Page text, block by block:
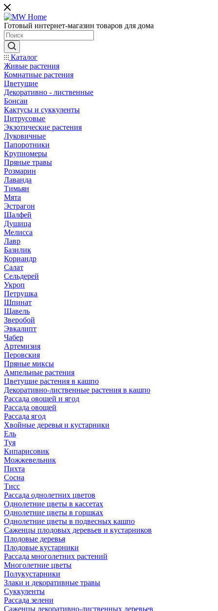
Готовый интернет-магазин товаров для дома
Каталог
Живые растения
Комнатные растения
Цветущие
Декоративно - лиственные
Бонсаи
Кактусы и суккуленты
Цитрусовые
Экзотические растения
Луковичные
Папоротники
Крупномеры
Пряные травы
Розмарин
Лаванда
Тимьян
Мята
Эстрагон
Шалфей
Душица
Мелисса
Лавр
Базилик
Кориандр
Салат
Сельдерей
Укроп
Петрушка
Шпинат
Щавель
Зверобой
Эвкалипт
Чабер
Артемизия
Перовския
Пряные миксы
Ампельные растения
Цветущие растения в кашпо
Декоративно-лиственные растения в кашпо
Рассада овощей и ягод
Рассада овощей
Рассада ягод
Хвойные деревья и кустарники
Ель
Туя
Кипарисовик
Можжевельник
Пихта
Сосна
Тисc
Рассада однолетних цветов
Однолетние цветы в кассетах
Однолетние цветы в горшках
Однолетние цветы в подвесных кашпо
Саженцы плодовых деревьев и кустарников
Плодовые деревья
Плодовые кустарники
Рассада многолетних растений
Многолетние цветы
Полукустарники
Злаки и декоративные травы
Суккуленты
Рассада зелени
Саженцы декоративно-лиственных деревьев